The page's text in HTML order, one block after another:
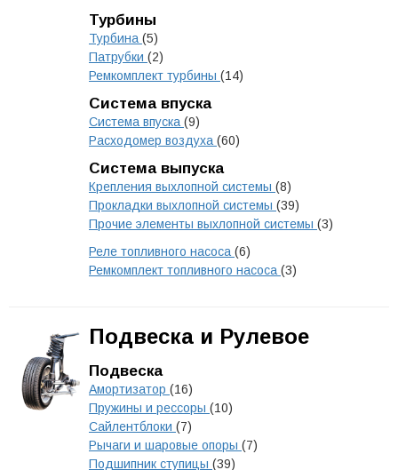
Турбины
Турбина (5)
Патрубки (2)
Ремкомплект турбины (14)
Система впуска
Система впуска (9)
Расходомер воздуха (60)
Система выпуска
Крепления выхлопной системы (8)
Прокладки выхлопной системы (39)
Прочие элементы выхлопной системы (3)
Реле топливного насоса (6)
Ремкомплект топливного насоса (3)
Подвеска и Рулевое
Подвеска
Амортизатор (16)
Пружины и рессоры (10)
Сайлентблоки (7)
Рычаги и шаровые опоры (7)
Подшипник ступицы (39)